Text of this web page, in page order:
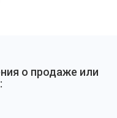
о продаже или